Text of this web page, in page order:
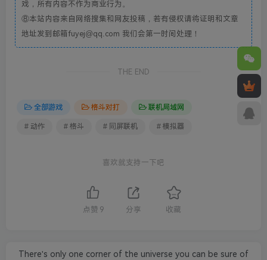
戏，所有内容不作为商业行为。
⑧本站内容来自网络搜集和网友投稿，若有侵权请将证明和文章
地址发到邮箱fuyej@qq.com 我们会第一时间处理！
THE END
全部游戏 格斗对打 联机局域网
# 动作 # 格斗 # 同屏联机 # 模拟器
喜欢就支持一下吧
点赞 9 分享 收藏
There's only one corner of the universe you can be sure of